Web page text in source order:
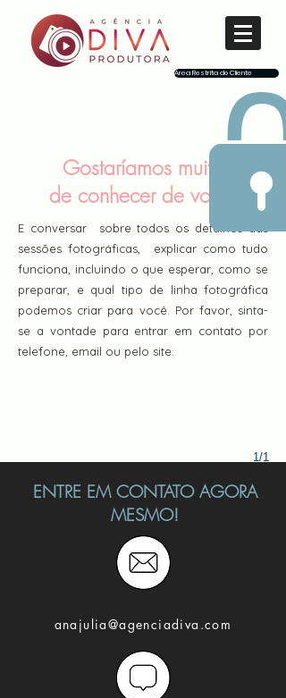
Área Restrita do Cliente
Gostaríamos muito
de conhecer de você.
E conversar sobre todos os detalhes das
sessões fotográficas, explicar como tudo
funciona, incluindo o que esperar, como se
preparar, e qual tipo de linha fotográfica
podemos criar para você. Por favor, sinta-
se a vontade para entrar em contato por
telefone, email ou pelo site.
1/1
ENTRE EM CONTATO AGORA
MESMO!
anajulia@agenciadiva.com